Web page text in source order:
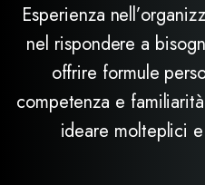
Esperienza
nel rispondere a
offrire formule
competenza e
ideare molteplici